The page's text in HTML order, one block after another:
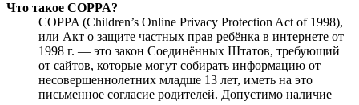
Что такое COPPA?
COPPA (Children’s Online Privacy Protection Act of 1998),
или Акт о защите частных прав ребёнка в интернете от
1998 г. — это закон Соединённых Штатов, требующий
от сайтов, которые могут собирать информацию от
несовершеннолетних младше 13 лет, иметь на это
письменное согласие родителей. Допустимо наличие